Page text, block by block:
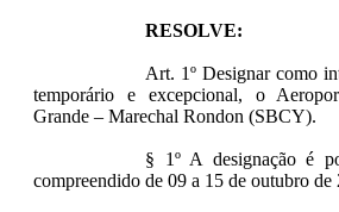
RESOLVE:
Art. 1º Designar como
temporário e excepcional, o
Grande – Marechal Rondon (SBCY).
§ 1º A designação é
compreendido de 09 a 15 de outubro de